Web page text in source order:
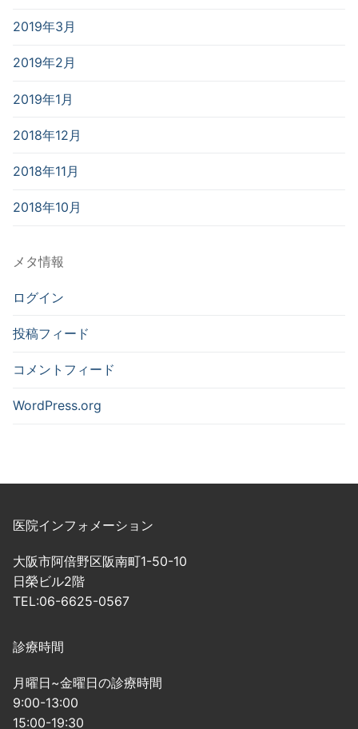
2019年3月
2019年2月
2019年1月
2018年12月
2018年11月
2018年10月
メタ情報
ログイン
投稿フィード
コメントフィード
WordPress.org
医院インフォメーション
大阪市阿倍野区阪南町1-50-10
日榮ビル2階
TEL:06-6625-0567
診療時間
月曜日~金曜日の診療時間
9:00-13:00
15:00-19:30